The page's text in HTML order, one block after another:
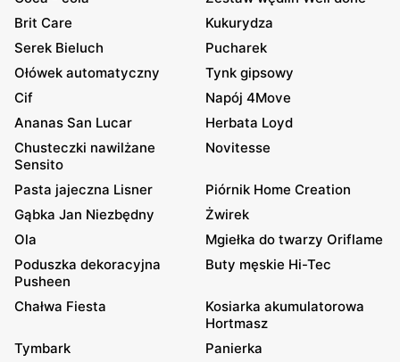
Brit Care
Kukurydza
Serek Bieluch
Pucharek
Ołówek automatyczny
Tynk gipsowy
Cif
Napój 4Move
Ananas San Lucar
Herbata Loyd
Chusteczki nawilżane
Sensito
Novitesse
Pasta jajeczna Lisner
Piórnik Home Creation
Gąbka Jan Niezbędny
Żwirek
Ola
Mgiełka do twarzy Oriflame
Poduszka dekoracyjna
Pusheen
Buty męskie Hi-Tec
Chałwa Fiesta
Kosiarka akumulatorowa
Hortmasz
Tymbark
Panierka